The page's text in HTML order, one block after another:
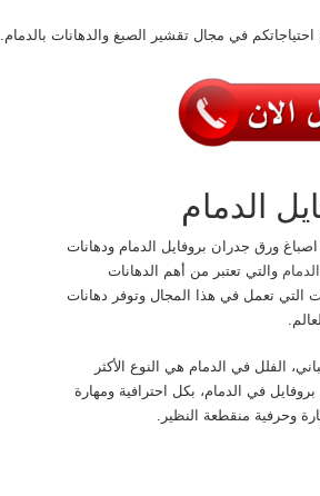
في مجال تقشير الصبغ والدهانات بالدمام.
الدمام
ورق جدران بروفايل الدمام ودهانات
والتي تعتبر من أهم الدهانات
التي تعمل في هذا المجال وتوفر دهانات
الفلل في الدمام هي النوع الأكثر
في الدمام، بكل احترافية ومهارة
وحرفية منقطعة النظير.